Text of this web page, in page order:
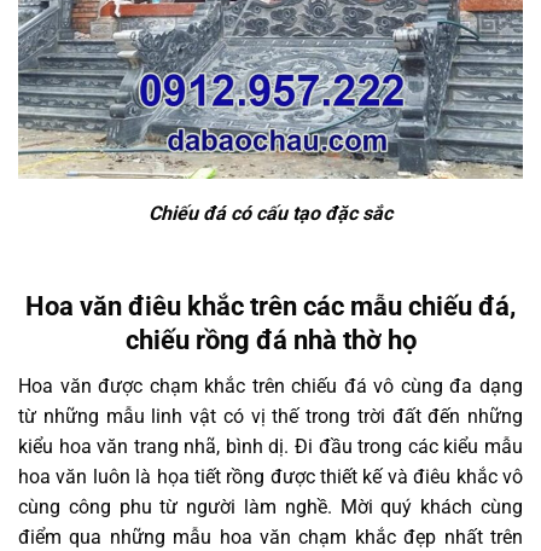
Chiếu đá có cấu tạo đặc sắc
Hoa văn điêu khắc trên các mẫu chiếu đá,
chiếu rồng đá nhà thờ họ
Hoa văn được chạm khắc trên chiếu đá vô cùng đa dạng
từ những mẫu linh vật có vị thế trong trời đất đến những
kiểu hoa văn trang nhã, bình dị. Đi đầu trong các kiểu mẫu
hoa văn luôn là họa tiết rồng được thiết kế và điêu khắc vô
cùng công phu từ người làm nghề. Mời quý khách cùng
điểm qua những mẫu hoa văn chạm khắc đẹp nhất trên